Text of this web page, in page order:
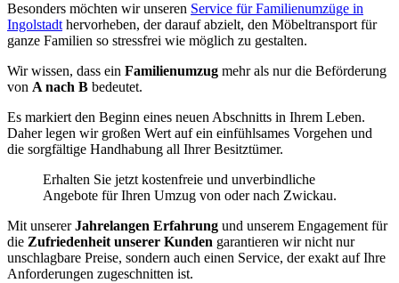
Besonders möchten wir unseren Service für Familienumzüge in
Ingolstadt hervorheben, der darauf abzielt, den Möbeltransport für
ganze Familien so stressfrei wie möglich zu gestalten.
Wir wissen, dass ein Familienumzug mehr als nur die Beförderung
von A nach B bedeutet.
Es markiert den Beginn eines neuen Abschnitts in Ihrem Leben.
Daher legen wir großen Wert auf ein einfühlsames Vorgehen und
die sorgfältige Handhabung all Ihrer Besitztümer.
Erhalten Sie jetzt kostenfreie und unverbindliche
Angebote für Ihren Umzug von oder nach Zwickau.
Mit unsererJahrelangen Erfahrung und unserem Engagement für
die Zufriedenheit unserer Kunden garantieren wir nicht nur
unschlagbare Preise, sondern auch einen Service, der exakt auf Ihre
Anforderungen zugeschnitten ist.